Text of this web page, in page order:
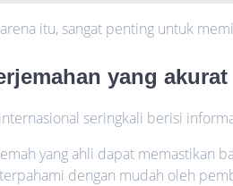
itu, sangat penting untuk
yang akurat
seringkali berisi
yang ahli dapat memastikan
dengan mudah oleh